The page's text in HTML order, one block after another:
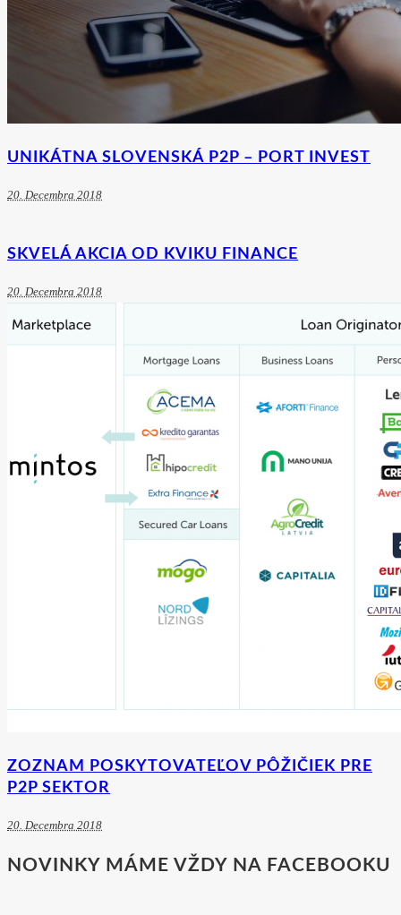
UNIKÁTNA SLOVENSKÁ P2P – PORT INVEST
20. Decembra 2018
SKVELÁ AKCIA OD KVIKU FINANCE
20. Decembra 2018
ZOZNAM POSKYTOVATEĽOV PÔŽIČIEK PRE
P2P SEKTOR
20. Decembra 2018
NOVINKY MÁME VŽDY NA FACEBOOKU